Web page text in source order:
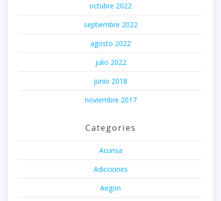
octubre 2022
septiembre 2022
agosto 2022
julio 2022
junio 2018
noviembre 2017
Categories
Acunsa
Adicciones
Aegon